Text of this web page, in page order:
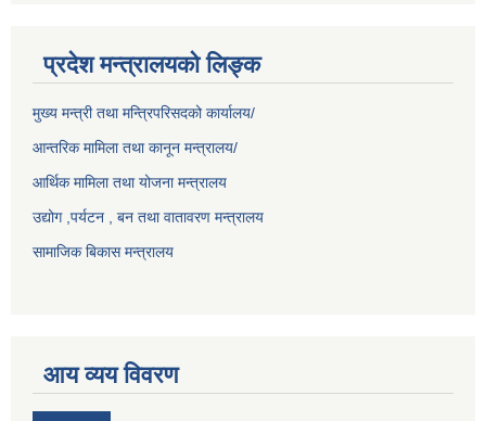
प्रदेश मन्त्रालयको लिङ्क
मुख्य मन्त्री तथा मन्त्रिपरिसदको कार्यालय/
आन्तरिक मामिला तथा कानून मन्त्रालय/
आर्थिक मामिला तथा योजना मन्त्रालय
उद्योग ,पर्यटन , बन तथा वातावरण मन्त्रालय
सामाजिक बिकास मन्त्रालय
आय व्यय विवरण